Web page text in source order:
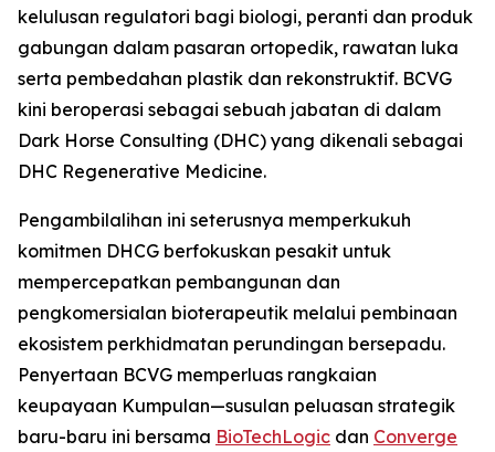
kelulusan regulatori bagi biologi, peranti dan produk
gabungan dalam pasaran ortopedik, rawatan luka
serta pembedahan plastik dan rekonstruktif. BCVG
kini beroperasi sebagai sebuah jabatan di dalam
Dark Horse Consulting (DHC) yang dikenali sebagai
DHC Regenerative Medicine.
Pengambilalihan ini seterusnya memperkukuh
komitmen DHCG berfokuskan pesakit untuk
mempercepatkan pembangunan dan
pengkomersialan bioterapeutik melalui pembinaan
ekosistem perkhidmatan perundingan bersepadu.
Penyertaan BCVG memperluas rangkaian
keupayaan Kumpulan—susulan peluasan strategik
baru-baru ini bersama BioTechLogic dan Converge